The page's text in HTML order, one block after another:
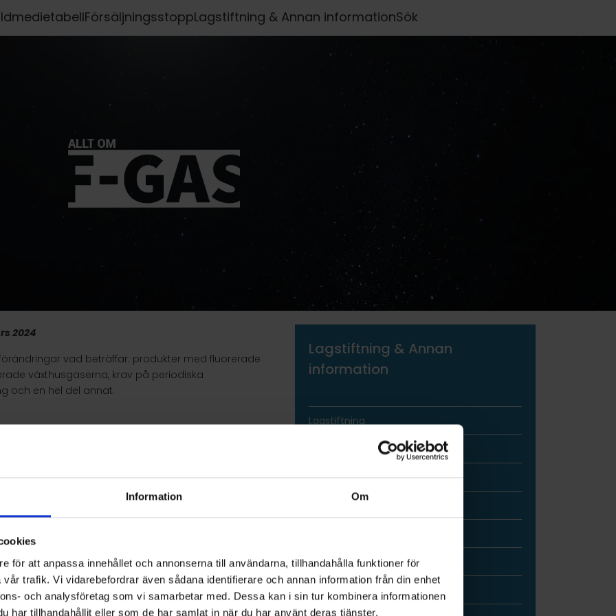
Information Om
för att anpassa innehållet och annonserna till användarna, tillhandahålla funktioner för
trafik. Vi vidarebefordrar även sådana identifierare och annan information från din enhet
och analysföretag som vi samarbetar med. Dessa kan i sin tur kombinera informationen
har tillhandahållit eller som de har samlat in när du har använt deras tjänster.
FörsäljningsstoppLagstiftning & Annan informationSök
2024​
vad beträffar: produkter med fluorerade
växthusgaserna, krav på periodiska
och en hel del annat.
(Upphäver EU/517/2014)
gases (Repeals EU/517/2014)
för f-gaser och alternativ till
av märkningen för vissa produkter och viss
(Upphäver EU/2015/2068)
fluorerade växthusgaser med en GWP på 150 eller
kontaktfrysar för blodplasma
av fluorerade växthusgaser med en GWP på 150 eller
Lagstiftning & Annan
information
Lagstiftning
Myndigheter & Organisationer
Köldmedier
Certifiering
Referensgrupp